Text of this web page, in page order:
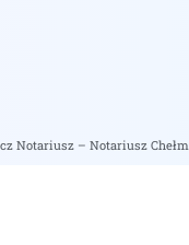
Notariusz – Notariusz Chełm